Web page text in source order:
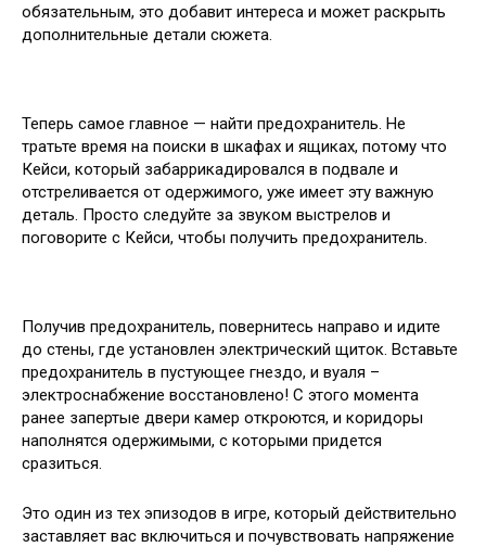
обязательным, это добавит интереса и может раскрыть
дополнительные детали сюжета.
Теперь самое главное — найти предохранитель. Не
тратьте время на поиски в шкафах и ящиках, потому что
Кейси, который забаррикадировался в подвале и
отстреливается от одержимого, уже имеет эту важную
деталь. Просто следуйте за звуком выстрелов и
поговорите с Кейси, чтобы получить предохранитель.
Получив предохранитель, повернитесь направо и идите
до стены, где установлен электрический щиток. Вставьте
предохранитель в пустующее гнездо, и вуаля –
электроснабжение восстановлено! С этого момента
ранее запертые двери камер откроются, и коридоры
наполнятся одержимыми, с которыми придется
сразиться.
Это один из тех эпизодов в игре, который действительно
заставляет вас включиться и почувствовать напряжение